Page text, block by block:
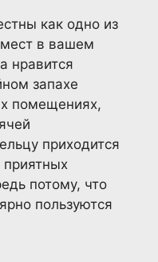
как одно из
в вашем
нравится
запахе
помещениях,
приходится
приятных
потому, что
пользуются